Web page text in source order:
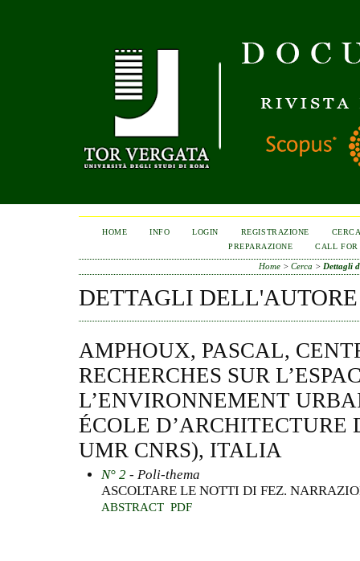
HOME INFO LOGIN REGISTRAZIONE
PREPARAZIONE
CALL FOR
Home> Cerca > Dettagli
DETTAGLI DELL'AUTORE
AMPHOUX, PASCAL,
RECHERCHES SUR
L’ENVIRONNEMENT
ÉCOLE D’ARCHITECTURE
UMR CNRS), ITALIA
N° 2 - Poli-thema
ASCOLTARE LE NOTTI DI FEZ.
ABSTRACT PDF